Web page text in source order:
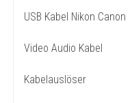
USB Kabel Nikon Canon
Video Audio Kabel
Kabelauslöser